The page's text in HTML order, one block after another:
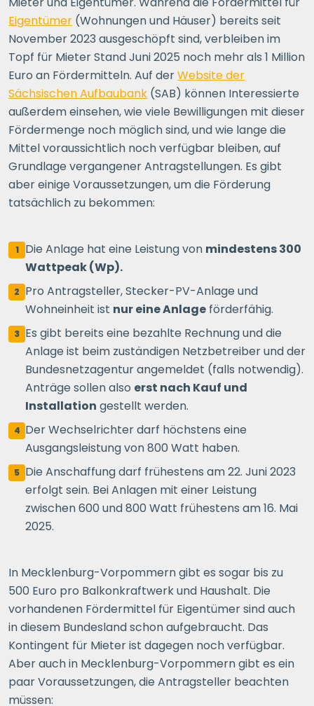
Eigentümer (Wohnungen und Häuser) bereits seit
November 2023 ausgeschöpft sind, verbleiben im
Topf für Mieter Stand Juni 2025 noch mehr als 1 Million
Euro an Fördermitteln. Auf derWebsite der
Sächsischen Aufbaubank (SAB) können Interessierte
außerdem einsehen, wie viele Bewilligungen mit dieser
Fördermenge noch möglich sind, und wie lange die
Mittel voraussichtlich noch verfügbar bleiben, auf
Grundlage vergangener Antragstellungen. Es gibt
aber einige Voraussetzungen, um die Förderung
tatsächlich zu bekommen:
1 Die Anlage hat eine Leistung von mindestens 300
Wattpeak (Wp).
2 Pro Antragsteller, Stecker-PV-Anlage und
Wohneinheit ist nur eine Anlage förderfähig.
3 Es gibt bereits eine bezahlte Rechnung und die
Anlage ist beim zuständigen Netzbetreiber und der
Bundesnetzagentur angemeldet (falls notwendig).
Anträge sollen also erst nach Kauf und
Installation gestellt werden.
4 Der Wechselrichter darf höchstens eine
Ausgangsleistung von 800 Watt haben.
5 Die Anschaffung darf frühestens am 22. Juni 2023
erfolgt sein. Bei Anlagen mit einer Leistung
zwischen 600 und 800 Watt frühestens am 16. Mai
2025.
In Mecklenburg-Vorpommern gibt es sogar bis zu
500 Euro pro Balkonkraftwerk und Haushalt. Die
vorhandenen Fördermittel für Eigentümer sind auch
in diesem Bundesland schon aufgebraucht. Das
Kontingent für Mieter ist dagegen noch verfügbar.
Aber auch in Mecklenburg-Vorpommern gibt es ein
paar Voraussetzungen, die Antragsteller beachten
müssen: